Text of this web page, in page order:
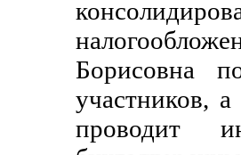
Борисовна
участников,
проводит